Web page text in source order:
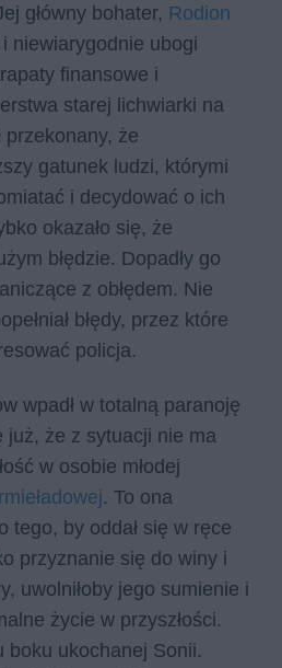
główny bohater, Rodion
i niewiarygodnie ubogi
finansowe i
starej lichwiarki na
przekonany, że
gatunek ludzi, którymi
i decydować o ich
okazało się, że
błędzie. Dopadły go
z obłędem. Nie
błędy, przez które
policja.
wpadł w totalną paranoję
już, że z sytuacji nie ma
w osobie młodej
. To ona
tego, by oddał się w ręce
przyznanie się do winy i
uwolniłoby jego sumienie i
życie w przyszłości.
boku ukochanej Sonii.